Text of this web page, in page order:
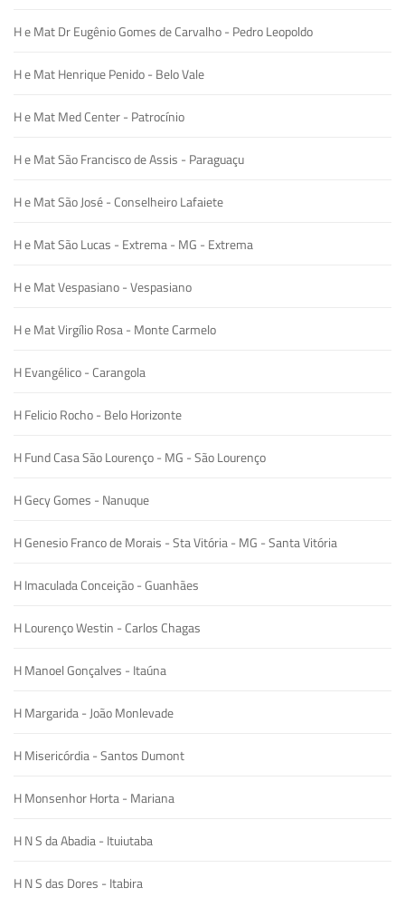
H e Mat Dr Eugênio Gomes de Carvalho - Pedro Leopoldo
H e Mat Henrique Penido - Belo Vale
H e Mat Med Center - Patrocínio
H e Mat São Francisco de Assis - Paraguaçu
H e Mat São José - Conselheiro Lafaiete
H e Mat São Lucas - Extrema - MG - Extrema
H e Mat Vespasiano - Vespasiano
H e Mat Virgílio Rosa - Monte Carmelo
H Evangélico - Carangola
H Felicio Rocho - Belo Horizonte
H Fund Casa São Lourenço - MG - São Lourenço
H Gecy Gomes - Nanuque
H Genesio Franco de Morais - Sta Vitória - MG - Santa Vitória
H Imaculada Conceição - Guanhães
H Lourenço Westin - Carlos Chagas
H Manoel Gonçalves - Itaúna
H Margarida - João Monlevade
H Misericórdia - Santos Dumont
H Monsenhor Horta - Mariana
H N S da Abadia - Ituiutaba
H N S das Dores - Itabira